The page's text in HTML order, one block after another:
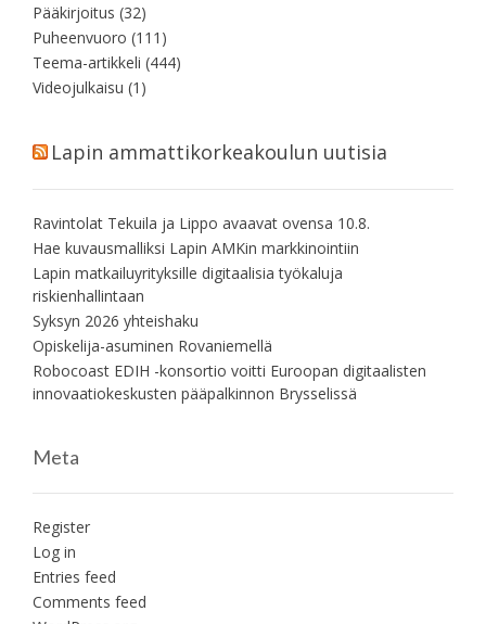
Pääkirjoitus (32)
Puheenvuoro (111)
Teema-artikkeli (444)
Videojulkaisu (1)
Lapin ammattikorkeakoulun uutisia
Ravintolat Tekuila ja Lippo avaavat ovensa 10.8.
Hae kuvausmalliksi Lapin AMKin markkinointiin
Lapin matkailuyrityksille digitaalisia työkaluja
riskienhallintaan
Syksyn 2026 yhteishaku
Opiskelija-asuminen Rovaniemellä
Robocoast EDIH -konsortio voitti Euroopan digitaalisten
innovaatiokeskusten pääpalkinnon Brysselissä
Meta
Register
Log in
Entries feed
Comments feed